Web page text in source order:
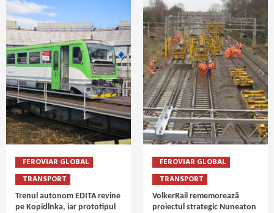
FEROVIAR GLOBAL
TRANSPORT
Trenul autonom EDITA revine
pe Kopidlnka, iar prototipul
FEROVIAR GLOBAL
TRANSPORT
VolkerRail rememorează
proiectul strategic Nuneaton